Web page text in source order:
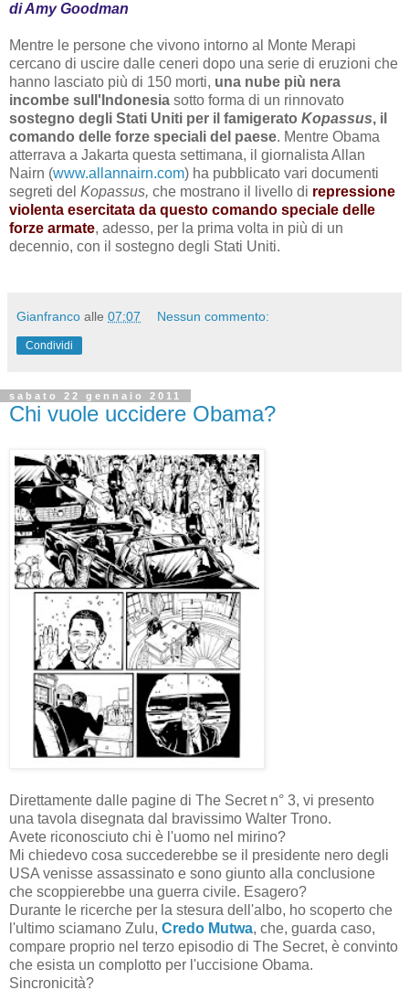
di Amy Goodman
Mentre le persone che vivono intorno al Monte Merapi
cercano di uscire dalle ceneri dopo una serie di eruzioni che
hanno lasciato più di 150 morti, una nube più nera
incombe sull'Indonesia sotto forma di un rinnovato
sostegno degli Stati Uniti per il famigerato Kopassus, il
comando delle forze speciali del paese. Mentre Obama
atterrava a Jakarta questa settimana, il giornalista Allan
Nairn (www.allannairn.com) ha pubblicato vari documenti
segreti del Kopassus, che mostrano il livello di repressione
violenta esercitata da questo comando speciale delle
forze armate, adesso, per la prima volta in più di un
decennio, con il sostegno degli Stati Uniti.
Gianfranco alle 07:07 Nessun commento:
Condividi
sabato 22 gennaio 2011
Chi vuole uccidere Obama?
Direttamente dalle pagine di The Secret n° 3, vi presento
una tavola disegnata dal bravissimo Walter Trono.
Avete riconosciuto chi è l'uomo nel mirino?
Mi chiedevo cosa succederebbe se il presidente nero degli
USA venisse assassinato e sono giunto alla conclusione
che scoppierebbe una guerra civile. Esagero?
Durante le ricerche per la stesura dell'albo, ho scoperto che
l'ultimo sciamano Zulu, Credo Mutwa, che, guarda caso,
compare proprio nel terzo episodio di The Secret, è convinto
che esista un complotto per l'uccisione Obama.
Sincronicità?